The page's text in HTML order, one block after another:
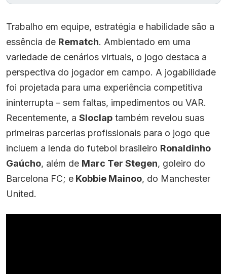
Trabalho em equipe, estratégia e habilidade são a
essência de Rematch. Ambientado em uma
variedade de cenários virtuais, o jogo destaca a
perspectiva do jogador em campo. A jogabilidade
foi projetada para uma experiência competitiva
ininterrupta – sem faltas, impedimentos ou VAR.
Recentemente, a Sloclap também revelou suas
primeiras parcerias profissionais para o jogo que
incluem a lenda do futebol brasileiro Ronaldinho
Gaúcho, além de Marc Ter Stegen, goleiro do
Barcelona FC; e Kobbie Mainoo, do Manchester
United.